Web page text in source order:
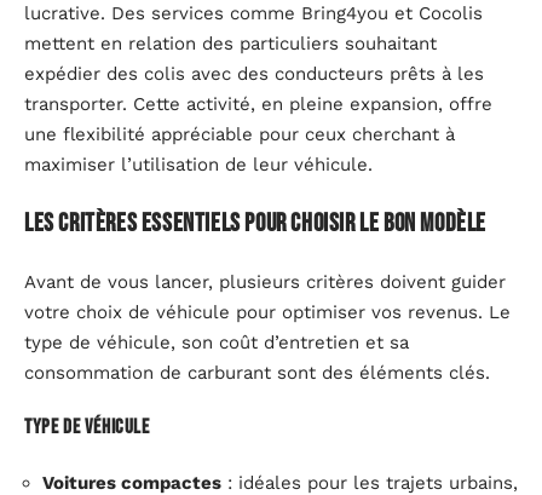
lucrative. Des services comme Bring4you et Cocolis
mettent en relation des particuliers souhaitant
expédier des colis avec des conducteurs prêts à les
transporter. Cette activité, en pleine expansion, offre
une flexibilité appréciable pour ceux cherchant à
maximiser l’utilisation de leur véhicule.
Les critères essentiels pour choisir le bon modèle
Avant de vous lancer, plusieurs critères doivent guider
votre choix de véhicule pour optimiser vos revenus. Le
type de véhicule, son coût d’entretien et sa
consommation de carburant sont des éléments clés.
Type de véhicule
Voitures compactes : idéales pour les trajets urbains,